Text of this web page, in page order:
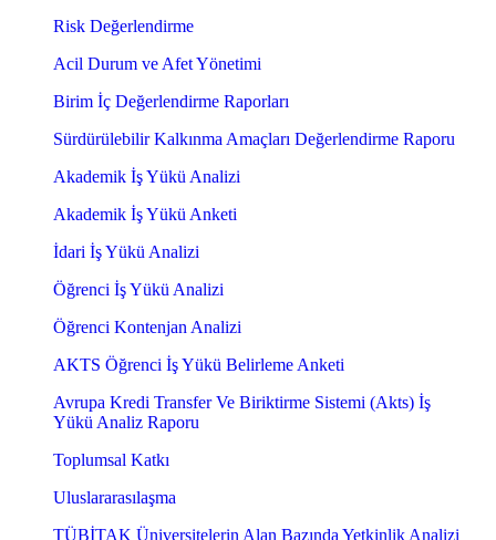
Risk Değerlendirme
Acil Durum ve Afet Yönetimi
Birim İç Değerlendirme Raporları
Sürdürülebilir Kalkınma Amaçları Değerlendirme Raporu
Akademik İş Yükü Analizi
Akademik İş Yükü Anketi
İdari İş Yükü Analizi
Öğrenci İş Yükü Analizi
Öğrenci Kontenjan Analizi
AKTS Öğrenci İş Yükü Belirleme Anketi
Avrupa Kredi Transfer Ve Biriktirme Sistemi (Akts) İş
Yükü Analiz Raporu
Toplumsal Katkı
Uluslararasılaşma
TÜBİTAK Üniversitelerin Alan Bazında Yetkinlik Analizi